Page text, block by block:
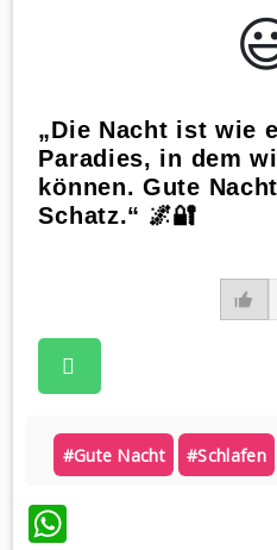
„Die Nacht ist wie
Paradies, in dem
können. Gute
Schatz.“ 🌌🔐
#gute Nacht #schlafen
WhatsApp